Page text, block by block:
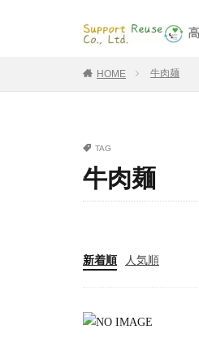
HOME 牛肉麺
TAG
牛肉麺
新着順 人気順